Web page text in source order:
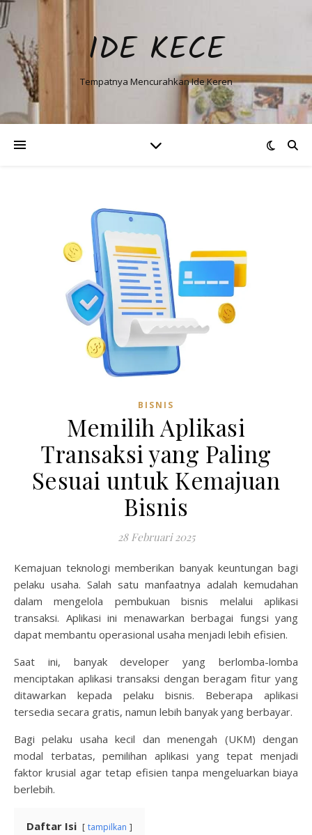
IDE KECE
Tempatnya Mencurahkan Ide Keren
BISNIS
Memilih Aplikasi
Transaksi yang Paling
Sesuai untuk Kemajuan
Bisnis
28 Februari 2025
Kemajuan teknologi memberikan banyak keuntungan bagi
pelaku usaha. Salah satu manfaatnya adalah kemudahan
dalam mengelola pembukuan bisnis melalui aplikasi
transaksi. Aplikasi ini menawarkan berbagai fungsi yang
dapat membantu operasional usaha menjadi lebih efisien.
Saat ini, banyak developer yang berlomba-lomba
menciptakan aplikasi transaksi dengan beragam fitur yang
ditawarkan kepada pelaku bisnis. Beberapa aplikasi
tersedia secara gratis, namun lebih banyak yang berbayar.
Bagi pelaku usaha kecil dan menengah (UKM) dengan
modal terbatas, pemilihan aplikasi yang tepat menjadi
faktor krusial agar tetap efisien tanpa mengeluarkan biaya
berlebih.
Daftar Isi tampilkan